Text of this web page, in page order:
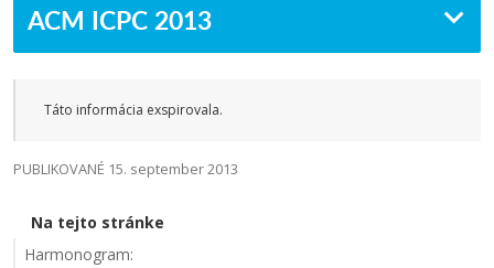
ACM ICPC 2013
Táto informácia exspirovala.
PUBLIKOVANÉ 15. september 2013
Na tejto stránke
Harmonogram: